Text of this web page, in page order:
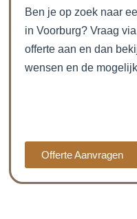
Ben je op zoek naar
in Voorburg? Vraag
offerte aan en dan
wensen en de
Offerte Aanvragen